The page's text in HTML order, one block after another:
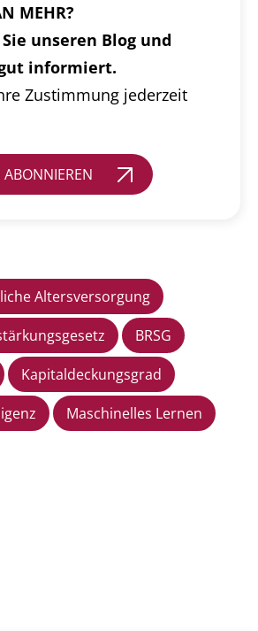
MEHR?
unseren Blog und
informiert.
Zustimmung jederzeit
ABONNIEREN
Altersversorgung
BRSG
Kapitaldeckungsgrad
Maschinelles Lernen